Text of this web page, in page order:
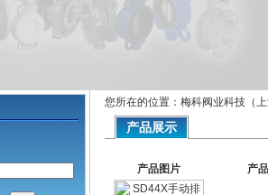
您所在的位置：梅科阀业科技（
产品展示
产品图片 产